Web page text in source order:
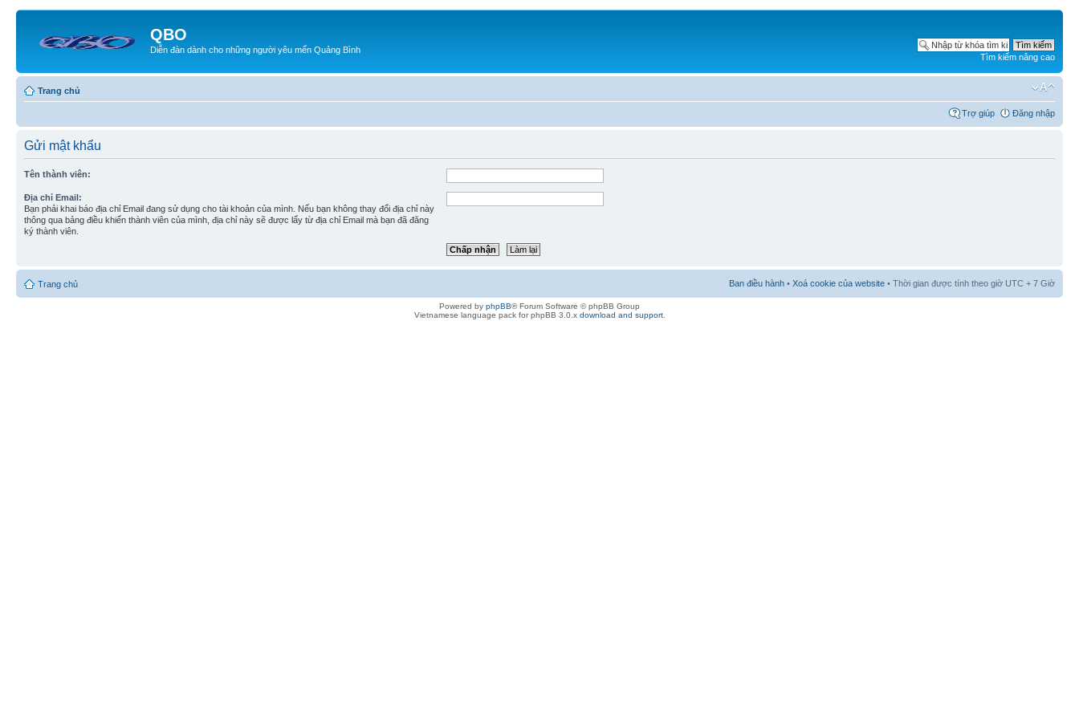
QBO
Diễn đàn dành cho những người yêu mến Quảng Bình
Tìm kiếm nâng cao
Trang chủ
Trợ giúp Đăng nhập
Gửi mật khẩu
Tên thành viên:
Địa chỉ Email:
Bạn phải khai báo địa chỉ Email đang sử dụng cho tài khoản của mình. Nếu bạn không thay đổi địa chỉ này
thông qua bảng điều khiển thành viên của mình, địa chỉ này sẽ được lấy từ địa chỉ Email mà bạn đã đăng
ký thành viên.
Trang chủ Ban điều hành • Xoá cookie của website • Thời gian được tính theo giờ UTC + 7 Giờ
Powered by phpBB® Forum Software © phpBB Group
Vietnamese language pack for phpBB 3.0.x download and support.